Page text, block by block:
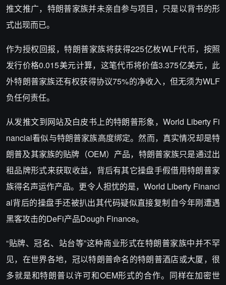
推文推广，特朗普家族并未亲自参与项目，只是以背书的形
式出现而已。
作为授权回报，特朗普家族将获得225亿枚WLF代币，按照
发行价格0.015美元计算，这笔代币将价值3.375亿美元，此
外特朗普家族还有权获得协议75%的净收入，但无须为WLF
负任何责任。
从发推文到网站及白皮书上的特朗普形象，World Liberty Fi
nancial看似与特朗普家族高度绑定。然而，真实情况却是特
朗普及其家族的贴牌（OEM）产品，特朗普家族只是通过出
租品牌形式来获取收益，背后有其它操盘手假借用特朗普家
族得名声运作产品。更令人担忧的是，World Liberty Financi
al背后的操盘手还被扒出其代码疑似直接复制自今年刚遭遇
黑客攻击的DeFi产品Dough Finance。
“贴牌、冠名、站台等”这种商业形式在特朗普家族中并不罕
见，在世界各地，冠以特朗普命名的特朗普酒店或大厦，很
多就是和特朗普以许可和OEM形式的合作。同样在加密世